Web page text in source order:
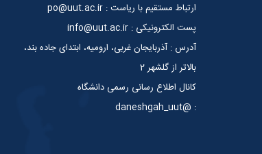
ارتباط مستقیم با ریاست : po@uut.ac.ir
پست الکترونیکی : info@uut.ac.ir
آدرس : آذربایجان غربی، ارومیه، ابتدای جاده بند،
بالاتر از گلشهر 2
کانال اطلاع رسانی رسمی دانشگاه
: @daneshgah_uut